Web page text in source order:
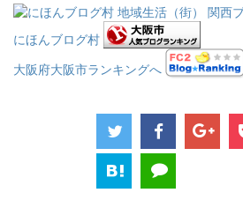
にほんブログ村
大阪府大阪市ランキングへ